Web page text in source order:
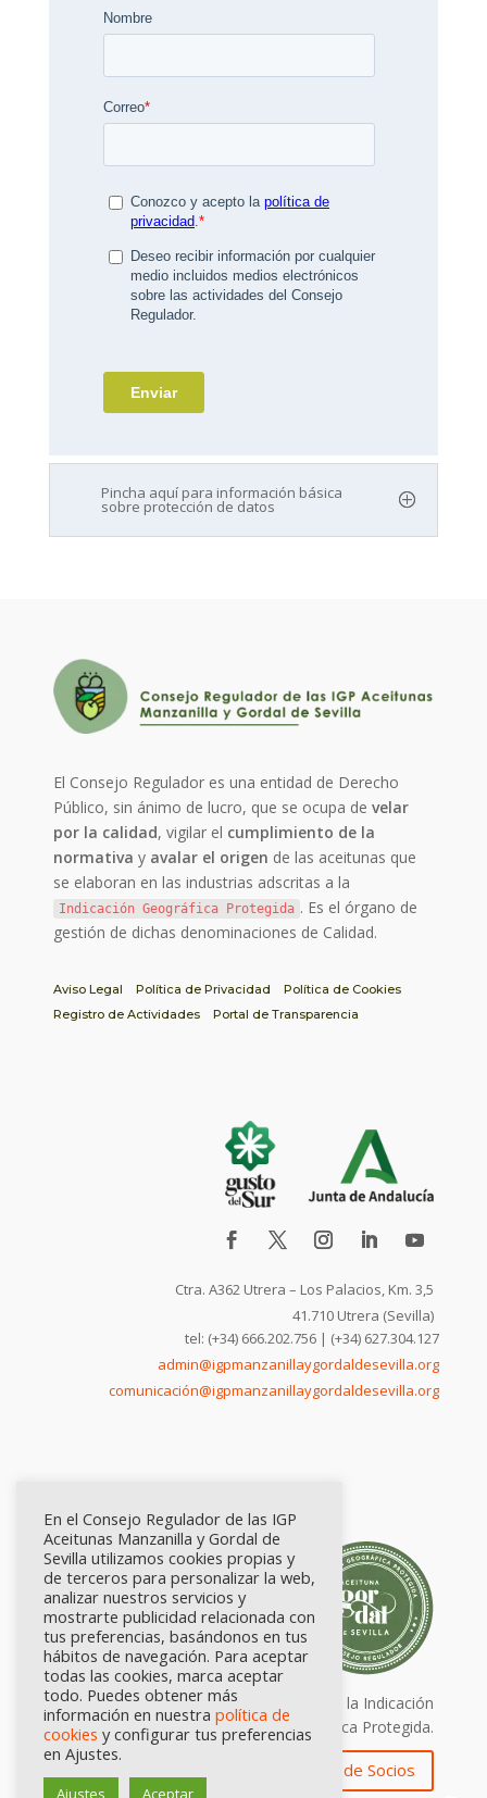
Pincha aquí para información básica
sobre protección de datos
El Consejo Regulador es una entidad de Derecho
Público, sin ánimo de lucro, que se ocupa develar
por la calidad, vigilar el cumplimiento de la
normativa y avalar el origen de las aceitunas que
se elaboran en las industrias adscritas a la
Indicación Geográfica Protegida . Es el órgano de
gestión de dichas denominaciones de Calidad.
Aviso Legal Política de Privacidad
Política de Cookies
Registro de Actividades
Portal de Transparencia
Ctra. A362 Utrera – Los Palacios, Km. 3,5
41.710 Utrera (Sevilla)
tel: (+34) 666.202.756 | (+34) 627.304.127
admin@igpmanzanillaygordaldesevilla.org
comunicación@igpmanzanillaygordaldesevilla.org
Calidad certificada por Origen. Sellos de la Indicación
Geográfica Protegida.
Zona de Socios
En el Consejo Regulador de las IGP
Aceitunas Manzanilla y Gordal de
Sevilla utilizamos cookies propias y
de terceros para personalizar la web,
analizar nuestros servicios y
mostrarte publicidad relacionada con
tus preferencias, basándonos en tus
hábitos de navegación. Para aceptar
todas las cookies, marca aceptar
todo. Puedes obtener más
información en nuestra política de
cookies y configurar tus preferencias
en Ajustes.
Ajustes Aceptar